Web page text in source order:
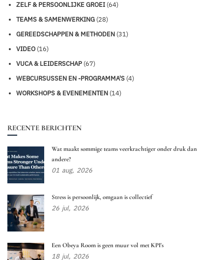
ZELF & PERSOONLIJKE GROEI (64)
TEAMS & SAMENWERKING (28)
GEREEDSCHAPPEN & METHODEN (31)
VIDEO (16)
VUCA & LEIDERSCHAP (67)
WEBCURSUSSEN EN -PROGRAMMA'S (4)
WORKSHOPS & EVENEMENTEN (14)
RECENTE BERICHTEN
Wat maakt sommige teams veerkrachtiger onder druk dan
andere?
01 aug, 2026
Stress is persoonlijk, omgaan is collectief
26 jul, 2026
Een Obeya Room is geen muur vol met KPI's
18 jul, 2026